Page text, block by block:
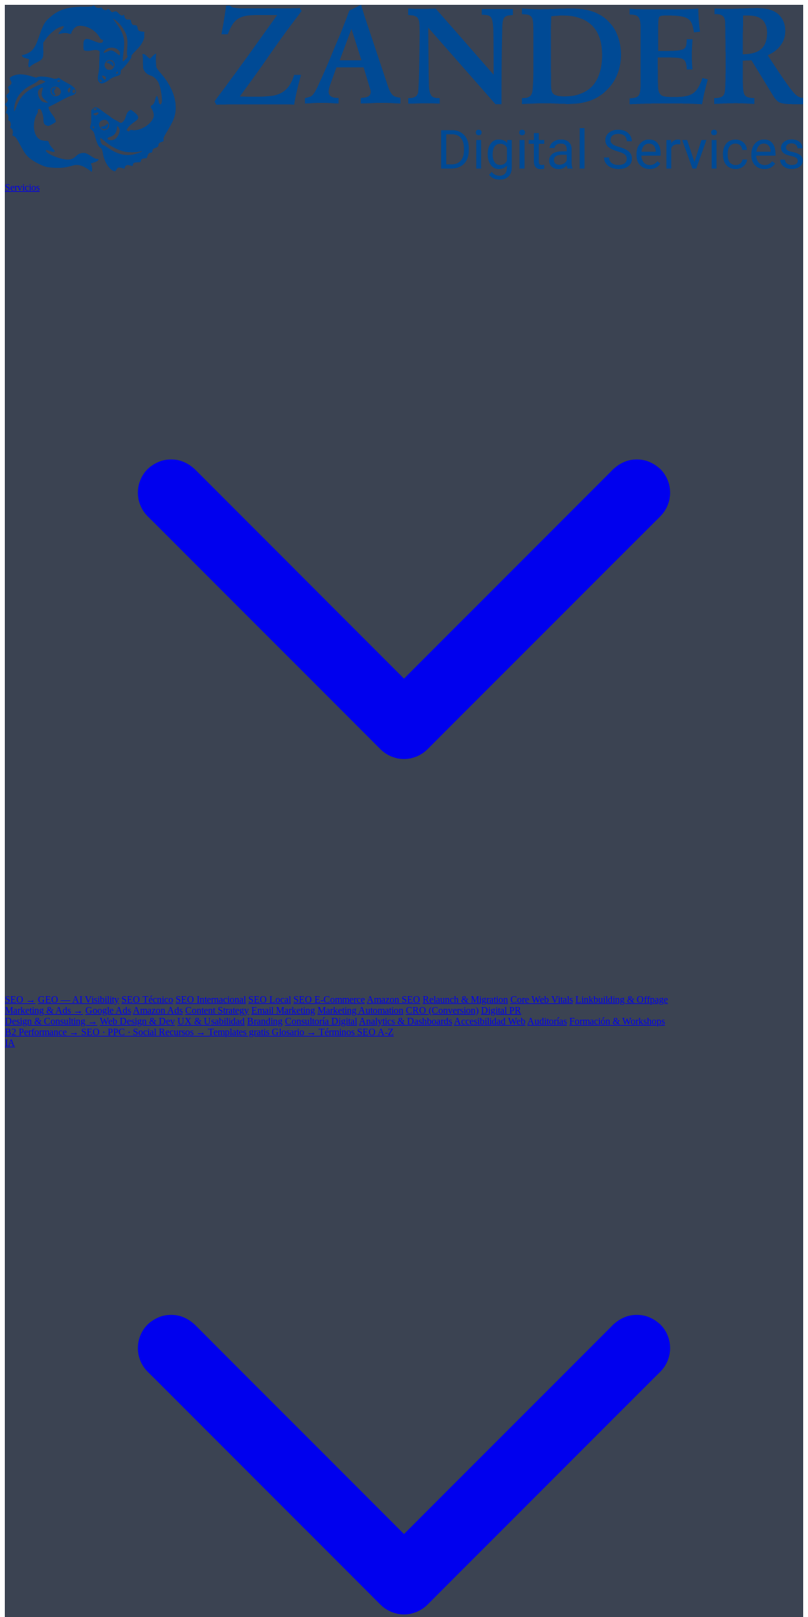
Skip to content
Servicios
SEO → GEO — AI Visibility SEO Técnico SEO Internacional SEO Local SEO E-Commerce Amazon SEO Relaunch & Migration Core Web Vitals Linkbuilding & Offpage
Marketing & Ads → Google Ads Amazon Ads Content Strategy Email Marketing Marketing Automation CRO (Conversion) Digital PR
Design & Consulting → Web Design & Dev UX & Usabilidad Branding Consultoría Digital Analytics & Dashboards Accesibilidad Web Auditorías Formación & Workshops
B2 Performance → SEO · PPC · Social Recursos → Templates gratis Glosario → Términos SEO A-Z
IA